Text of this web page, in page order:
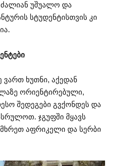
ძალიან უშუალო და
სტუდენტისთვის კი
ხუთნი, აქედან
ორიენტირებული,
შედეგები გვქონდეს და
ჯგუფში მყავს
აფრიკელი და სერბი